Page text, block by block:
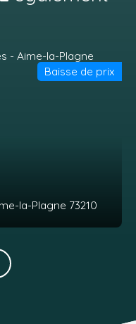
la-Plagne 73210
Baisse de prix